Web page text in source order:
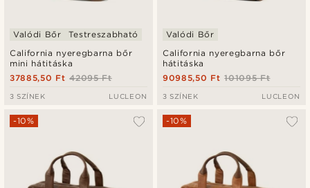
California nyeregbarna bőr
mini hátitáska
Valódi Bőr Testreszabható
42095 Ft
37885,50 Ft
3 SZÍNEK LUCLEON
California nyeregbarna bőr
hátitáska
Valódi Bőr
101095 Ft
90985,50 Ft
3 SZÍNEK LUCLEON
-10% -10%